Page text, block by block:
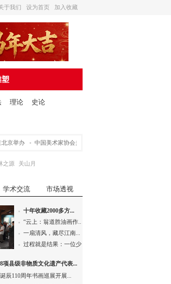
加入收藏
设为首页
于我们
塑
理论 史论
举办 中国美术家协会关于申请入会途径的声明
之源 关山月
学术交流 市场透视
十年收藏2000多方...
“云上：翁道胜油画作...
一扇清风，藏尽江南...
过程就是结果：一位少...
项县级非物质文化遗产代表...
辰110周年书画巡展开展...